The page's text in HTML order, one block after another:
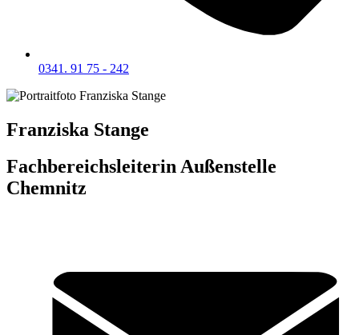
0341. 91 75 - 242
Franziska Stange
Fachbereichsleiterin Außenstelle
Chemnitz